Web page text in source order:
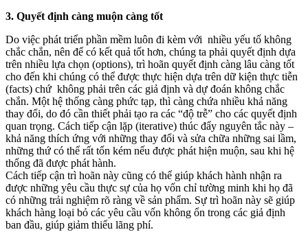
3. Quyết định càng muộn càng tốt
Do việc phát triển phần mềm luôn đi kèm với nhiều yếu tố không
chắc chắn, nên để có kết quả tốt hơn, chúng ta phải quyết định dựa
trên nhiều lựa chọn (options), trì hoãn quyết định càng lâu càng tốt
cho đến khi chúng có thể được thực hiện dựa trên dữ kiện thực tiễn
(facts) chứ không phải trên các giả định và dự đoán không chắc
chắn. Một hệ thống càng phức tạp, thì càng chứa nhiều khả năng
thay đổi, do đó cần thiết phải tạo ra các “độ trễ” cho các quyết định
quan trọng. Cách tiếp cận lặp (iterative) thúc đẩy nguyên tắc này –
khả năng thích ứng với những thay đổi và sửa chữa những sai lầm,
những thứ có thể rất tốn kém nếu được phát hiện muộn, sau khi hệ
thống đã được phát hành.
Cách tiếp cận trì hoãn này cũng có thể giúp khách hành nhận ra
được những yêu cầu thực sự của họ vốn chỉ tường minh khi họ đã
có những trải nghiệm rõ ràng về sản phẩm. Sự trì hoãn này sẽ giúp
khách hàng loại bỏ các yêu cầu vốn không ổn trong các giả định
ban đầu, giúp giảm thiểu lãng phí.